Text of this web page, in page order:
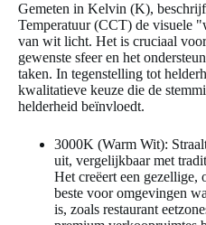
Gemeten in Kelvin (K),
Temperatuur (CCT) de visuele
van wit licht. Het is cruciaal
gewenste sfeer en het
taken. In tegenstelling tot
kwalitatieve keuze die de
helderheid beïnvloedt.
3000K (Warm Wit):
uit, vergelijkbaar met
Het creëert een gezellige,
beste voor omgevingen
is, zoals restaurant